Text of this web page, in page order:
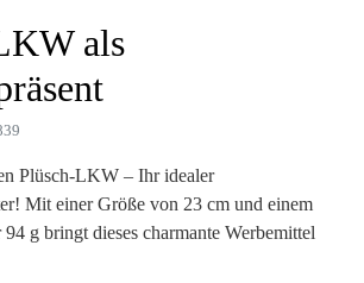
als
Plüsch-LKW – Ihr idealer
Mit einer Größe von 23 cm und einem
g bringt dieses charmante Werbemittel
auch eine persönliche